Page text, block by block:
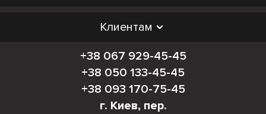
Клиентам
+38 067 929-45-45
+38 050 133-45-45
+38 093 170-75-45
г. Киев, пер.